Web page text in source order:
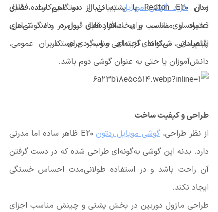
زمانخرید گوشی موبایلبه دنبال دستگاهی ساده، قابل
اعتماد و مناسب برای استفاده‌های روزمره مانند تماس،
پیام‌رسانی، شبکه‌های اجتماعی و وب‌گردی هستند.
مدل Redton E20 با پشتیبانی از دو سیم‌کارت، فضای
ذخیره‌سازی مناسب و سخت‌افزار قابل قبول در رده گوشی‌های
اقتصادی، می‌تواند گزینه‌ای مناسب برای کاربران عمومی،
دانش‌آموزان یا حتی به عنوان گوشی دوم باشد.
طراحی و کیفیت ساخت
از نظر طراحی،گوشی موبایل ردتون
E20 ظاهر ساده اما مدرنی
دارد. بدنه این گوشی به‌گونه‌ای طراحی شده که در دست گرفتن
آن راحت باشد و در استفاده طولانی‌مدت احساس خستگی
ایجاد نکند.
طراحی ماژول دوربین در بخش پشتی و چینش مناسب اجزای